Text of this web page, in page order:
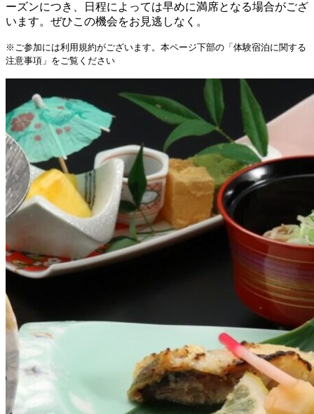
ーズンにつき、日程によっては早めに満席となる場合がござ
います。ぜひこの機会をお見逃しなく。
※ご参加には利用規約がございます。本ページ下部の「体験宿泊に関する
注意事項」をご覧ください